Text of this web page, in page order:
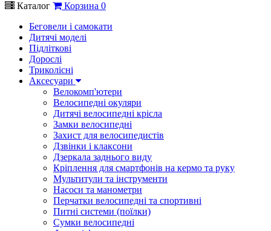
Каталог
Корзина 0
Беговели і самокати
Дитячі моделі
Підліткові
Дорослі
Триколісні
Аксесуари
Велокомп'ютери
Велосипедні окуляри
Дитячі велосипедні крісла
Замки велосипедні
Захист для велосипедистів
Дзвінки і клаксони
Дзеркала заднього виду
Кріплення для смартфонів на кермо та руку
Мультитули та інструменти
Насоси та манометри
Перчатки велосипедні та спортивні
Питні системи (поїлки)
Сумки велосипедні